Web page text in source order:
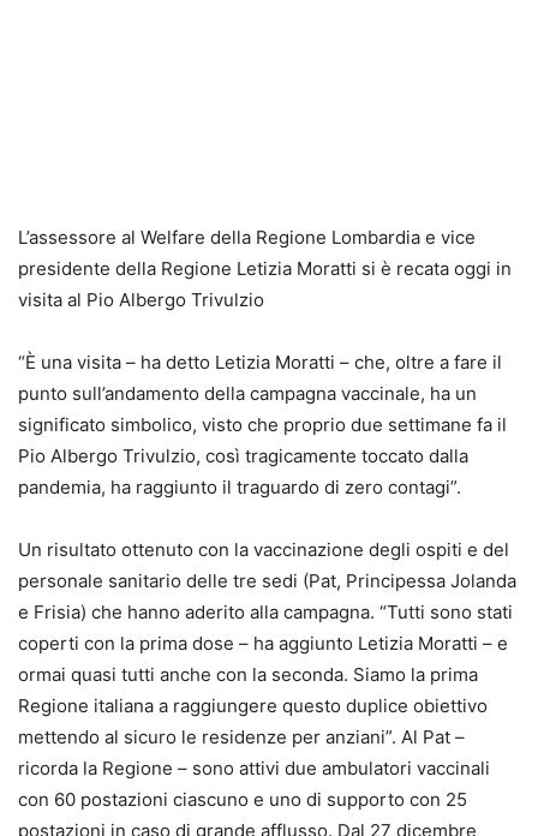
L’assessore al Welfare della Regione Lombardia e vice
presidente della Regione Letizia Moratti si è recata oggi in
visita al Pio Albergo Trivulzio
“È una visita – ha detto Letizia Moratti – che, oltre a fare il
punto sull’andamento della campagna vaccinale, ha un
significato simbolico, visto che proprio due settimane fa il
Pio Albergo Trivulzio, così tragicamente toccato dalla
pandemia, ha raggiunto il traguardo di zero contagi”.
Un risultato ottenuto con la vaccinazione degli ospiti e del
personale sanitario delle tre sedi (Pat, Principessa Jolanda
e Frisia) che hanno aderito alla campagna. “Tutti sono stati
coperti con la prima dose – ha aggiunto Letizia Moratti – e
ormai quasi tutti anche con la seconda. Siamo la prima
Regione italiana a raggiungere questo duplice obiettivo
mettendo al sicuro le residenze per anziani”. Al Pat –
ricorda la Regione – sono attivi due ambulatori vaccinali
con 60 postazioni ciascuno e uno di supporto con 25
postazioni in caso di grande afflusso. Dal 27 dicembre